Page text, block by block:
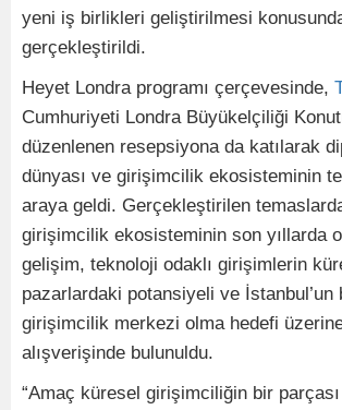
yeni iş birlikleri geliştirilmesi
gerçekleştirildi.
Heyet Londra programı çerçevesinde,
Cumhuriyeti Londra Büyükelçiliği
düzenlenen resepsiyona da katılarak
dünyası ve girişimcilik ekosisteminin
araya geldi. Gerçekleştirilen
girişimcilik ekosisteminin son yıllarda
gelişim, teknoloji odaklı girişimlerin
pazarlardaki potansiyeli ve İstanbul’un
girişimcilik merkezi olma hedefi
alışverişinde bulunuldu.
“Amaç küresel girişimciliğin bir parçası